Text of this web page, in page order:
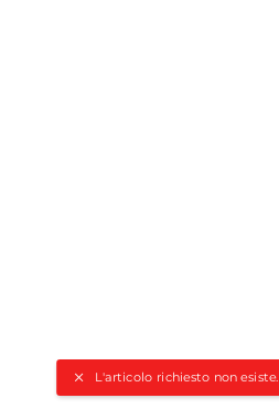
L'articolo richiesto non esiste.